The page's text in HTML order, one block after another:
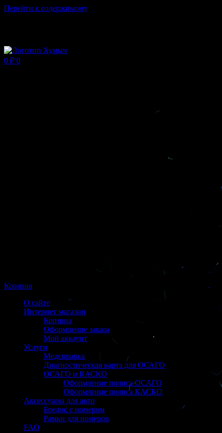
Перейти к содержимому
0 ₽ 0
Корзина
О сайте
Интернет магазин
Корзина
Оформление заказа
Мой аккаунт
Услуги
Медсправка
Диагностическая карта для ОСАГО
ОСАГО и КАСКО
Оформление полиса ОСАГО
Оформление полиса КАСКО
Аксессуары для авто
Брелок с номером
Рамки для номеров
FAQ